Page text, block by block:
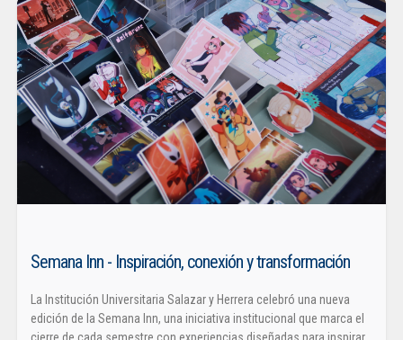
Semana Inn - Inspiración, conexión y transformación
La Institución Universitaria Salazar y Herrera celebró una nueva
edición de la Semana Inn, una iniciativa institucional que marca el